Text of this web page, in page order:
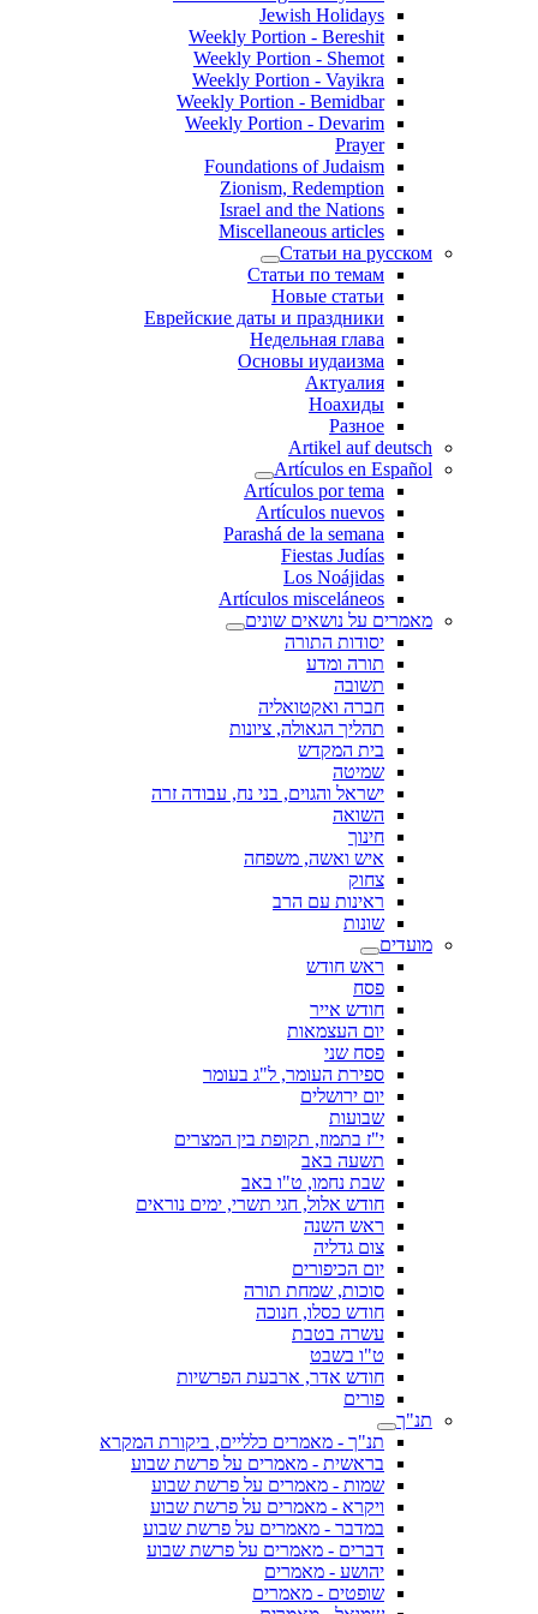
Jewish Holidays
Weekly Portion - Bereshit
Weekly Portion - Shemot
Weekly Portion - Vayikra
Weekly Portion - Bemidbar
Weekly Portion - Devarim
Prayer
Foundations of Judaism
Zionism, Redemption
Israel and the Nations
Miscellaneous articles
Статьи на русском
Статьи по темам
Новые статьи
Еврейские даты и праздники
Недельная глава
Основы иудаизма
Актуалия
Ноахиды
Разное
Artikel auf deutsch
Artículos en Español
Artículos por tema
Artículos nuevos
Parashá de la semana
Fiestas Judías
Los Noájidas
Artículos misceláneos
מאמרים על נושאים שונים
יסודות התורה
תורה ומדע
תשובה
חברה ואקטואליה
תהליך הגאולה, ציונות
בית המקדש
שמיטה
ישראל והגוים, בני נח, עבודה זרה
השואה
חינוך
איש ואשה, משפחה
צחוק
ראינות עם הרב
שונות
מועדים
ראש חודש
פסח
חודש אייר
יום העצמאות
פסח שני
ספירת העומר, ל"ג בעומר
יום ירושלים
שבועות
י"ז בתמוז, תקופת בין המצרים
תשעה באב
שבת נחמו, ט"ו באב
חודש אלול, חגי תשרי, ימים נוראים
ראש השנה
צום גדליה
יום הכיפורים
סוכות, שמחת תורה
חודש כסלו, חנוכה
עשרה בטבת
ט"ו בשבט
חודש אדר, ארבעת הפרשיות
פורים
תנ"ך
תנ"ך - מאמרים כלליים, ביקורת המקרא
בראשית - מאמרים על פרשת שבוע
שמות - מאמרים על פרשת שבוע
ויקרא - מאמרים על פרשת שבוע
במדבר - מאמרים על פרשת שבוע
דברים - מאמרים על פרשת שבוע
יהושע - מאמרים
שופטים - מאמרים